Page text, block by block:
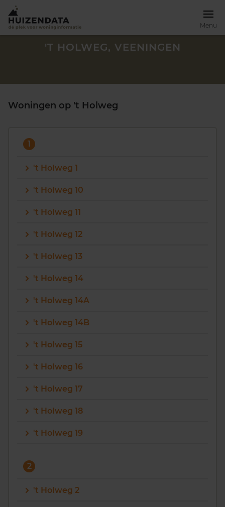
Menu
088 220 4200
Maandag t/m vrijdag - 08:00 -18:00
'T HOLWEG, VEENINGEN
Woningen op 't Holweg
1
't Holweg 1
't Holweg 10
't Holweg 11
't Holweg 12
't Holweg 13
't Holweg 14
't Holweg 14A
't Holweg 14B
't Holweg 15
't Holweg 16
't Holweg 17
't Holweg 18
't Holweg 19
2
't Holweg 2